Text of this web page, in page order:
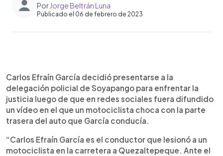
Por Jorge Beltrán Luna
Publicado el 06 de febrero de 2023
► Escuchar artículo
Carlos Efraín García decidió presentarse a la
delegación policial de Soyapango para enfrentar la
justicia luego de que en redes sociales fuera difundido
un vídeo en el que un motociclista choca con la parte
trasera del auto que García conducía.
“Carlos Efraín García es el conductor que lesionó a un
motociclista en la carretera a Quezaltepeque. Ante el